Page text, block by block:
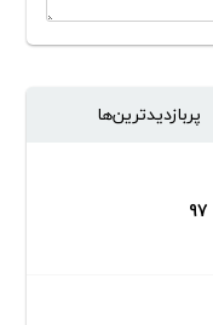
پر‌بازدیدترین‌ها